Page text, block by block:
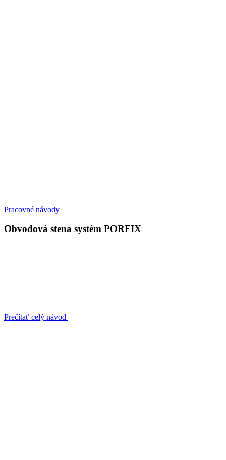
Pracovné návody
Obvodová stena systém PORFIX
Prečítať celý návod